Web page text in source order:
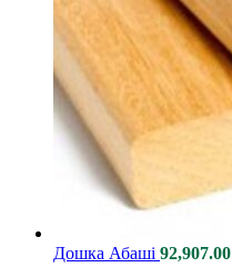
Дошка Абаші 92,907.00